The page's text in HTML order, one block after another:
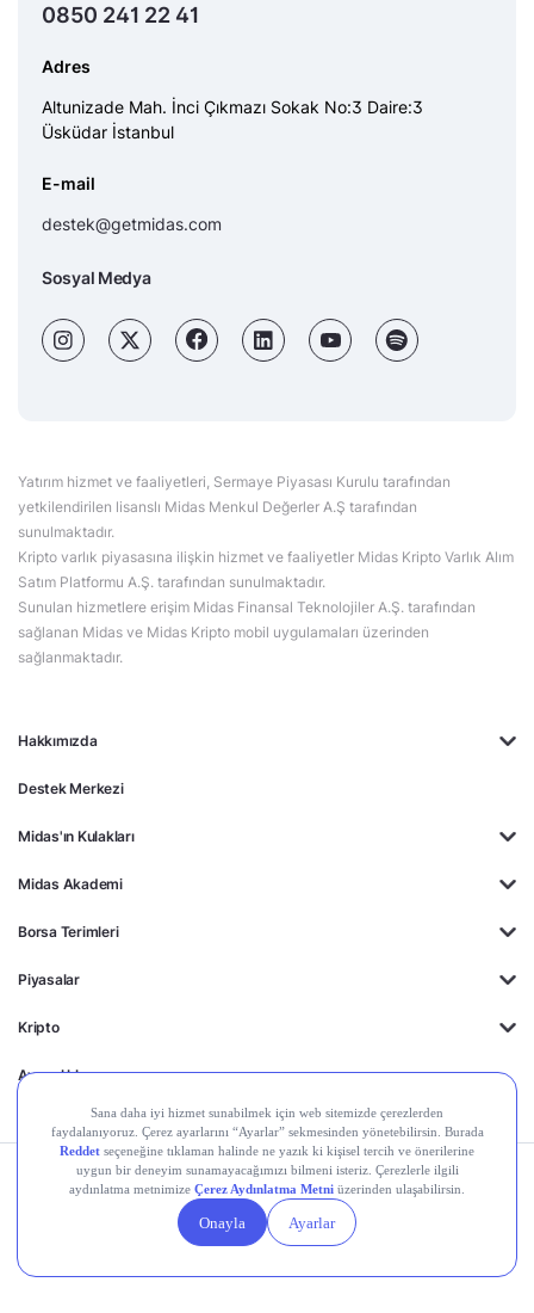
Hakkımızda
Destek Merkezi
Midas'ın Kulakları
Midas Akademi
Borsa Terimleri
Piyasalar
Kripto
Ayrıcalıklar
0850 241 22 41
Adres
Altunizade Mah. İnci Çıkmazı Sokak No:3 Daire:3
Üsküdar İstanbul
E-mail
destek@getmidas.com
Sosyal Medya
Yatırım hizmet ve faaliyetleri, Sermaye Piyasası Kurulu tarafından
yetkilendirilen lisanslı Midas Menkul Değerler A.Ş tarafından
sunulmaktadır.
Kripto varlık piyasasına ilişkin hizmet ve faaliyetler Midas Kripto Varlık Alım
Satım Platformu A.Ş. tarafından sunulmaktadır.
Sunulan hizmetlere erişim Midas Finansal Teknolojiler A.Ş. tarafından
sağlanan Midas ve Midas Kripto mobil uygulamaları üzerinden
sağlanmaktadır.
Kişisel Verilerin
Gizlilik
Politikası
Yasal
Duyurular
Çerez